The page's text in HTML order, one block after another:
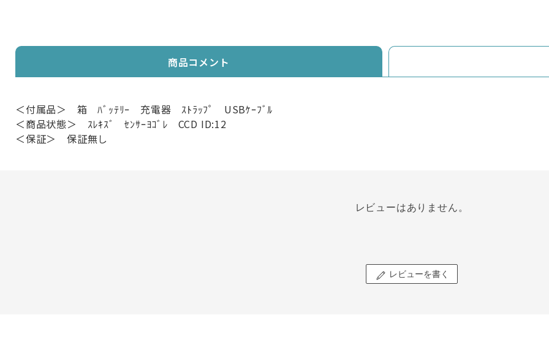
商品コメント
＜付属品＞ 箱 ﾊﾞｯﾃﾘｰ 充電器 ｽﾄﾗｯﾌﾟ USBｹｰﾌﾞﾙ
＜商品状態＞ ｽﾚｷｽﾞ ｾﾝｻｰﾖｺﾞﾚ CCD ID:12
＜保証＞ 保証無し
レビューはありません。
レビューを書く